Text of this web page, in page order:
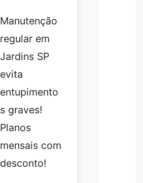
Manutenção
regular em
Jardins SP
evita
entupimento
s graves!
Planos
mensais com
desconto!